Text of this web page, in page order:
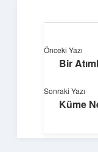
Önceki Yazı
Bir
Sonraki Yazı
Küme